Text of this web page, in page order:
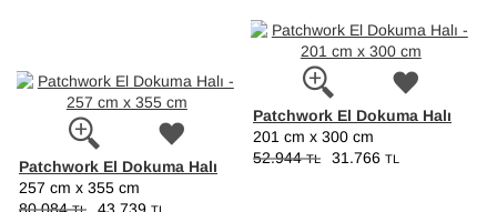
Patchwork El Dokuma Halı
201 cm x 300 cm
52.944TL 31.766 TL
Patchwork El Dokuma Halı
257 cm x 355 cm